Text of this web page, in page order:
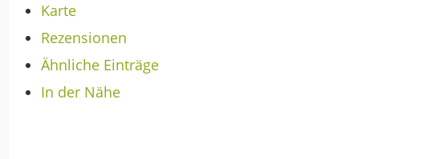
Karte
Rezensionen
Ähnliche Einträge
In der Nähe